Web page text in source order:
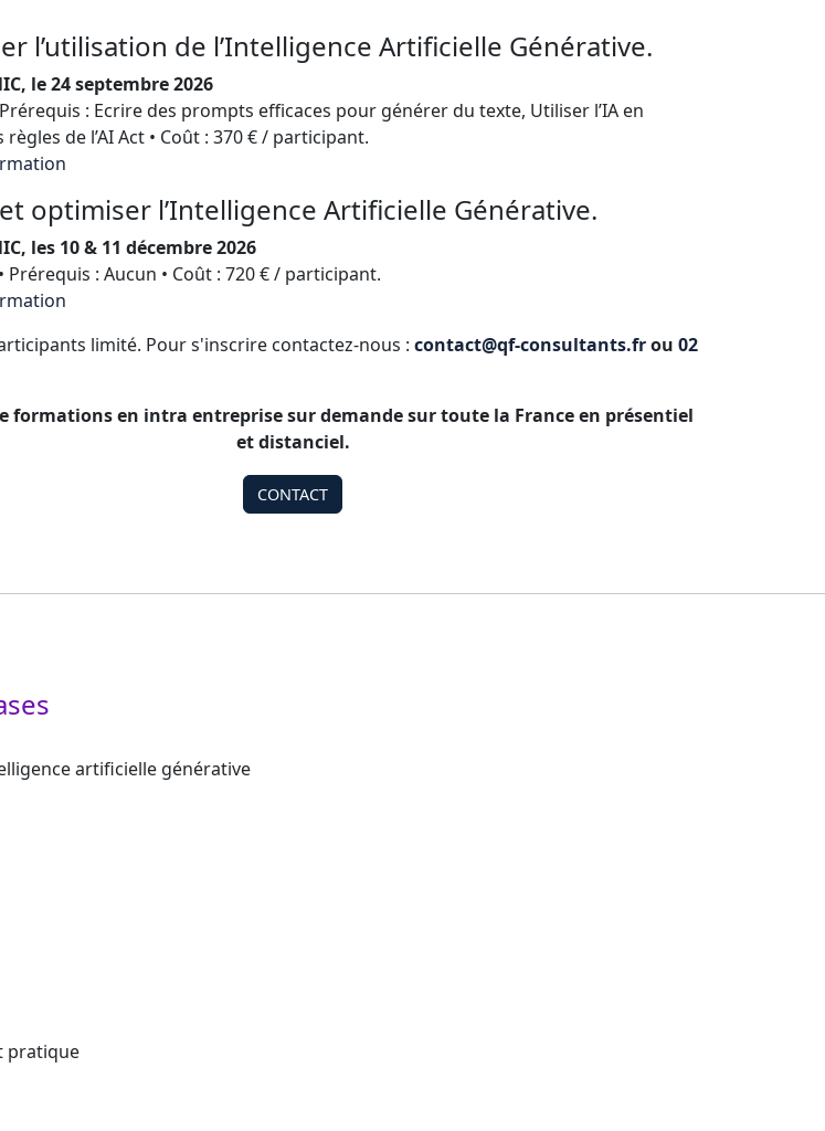
l’utilisation de l’Intelligence Artificielle Générative.
le 24 septembre 2026
Prérequis : Ecrire des prompts efficaces pour générer du texte, Utiliser l’IA en
de l’AI Act • Coût : 370 € / participant.
optimiser l’Intelligence Artificielle Générative.
les 10 & 11 décembre 2026
Prérequis : Aucun • Coût : 720 € / participant.
limité. Pour s'inscrire contactez-nous : contact@qf-consultants.frou 02
formations en intra entreprise sur demande sur toute la France en présentiel
et distanciel.
CONTACT
artificielle générative
pratique